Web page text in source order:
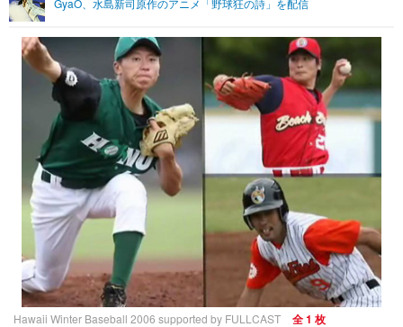
GyaO、水島新司原作のアニメ「野球狂の詩」を配信
Hawaii Winter Baseball 2006 supported by FULLCAST 全 1 枚